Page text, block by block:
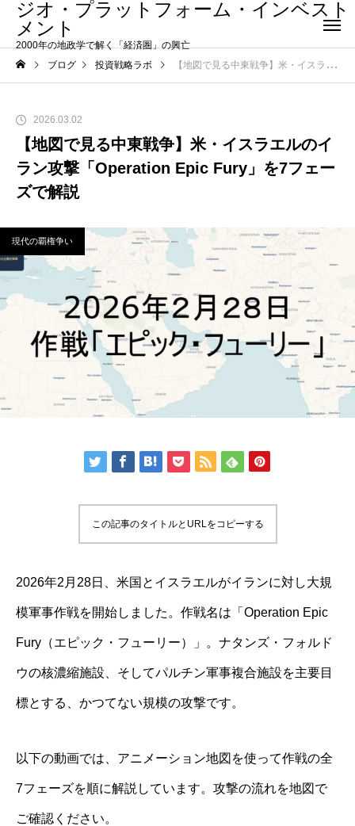
ジオ・プラットフォーム・インベスト
メント
2000年の地政学で解く「経済圏」の興亡
ブログ
投資戦略ラボ 【地図で見る中東戦争】米・イスラエルのイラン攻撃「Operation Epic Fury」を7フェーズで解説
2026.03.02
【地図で見る中東戦争】米・イスラエルのイ
ラン攻撃「Operation Epic Fury」を7フェー
ズで解説
現代の覇権争い
この記事のタイトルとURLをコピーする
2026年2月28日、米国とイスラエルがイランに対し大規
模軍事作戦を開始しました。作戦名は「Operation Epic
Fury（エピック・フューリー）」。ナタンズ・フォルド
ウの核濃縮施設、そしてパルチン軍事複合施設を主要目
標とする、かつてない規模の攻撃です。
以下の動画では、アニメーション地図を使って作戦の全
7フェーズを順に解説しています。攻撃の流れを地図で
ご確認ください。